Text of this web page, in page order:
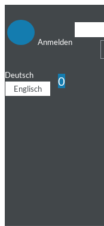
Anmelden
Deutsch
Englisch
0